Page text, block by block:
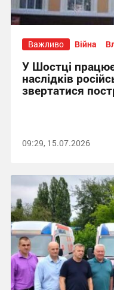
Важливо Війна
У Шостці працює
наслідків
звертатися
09:29, 15.07.2026